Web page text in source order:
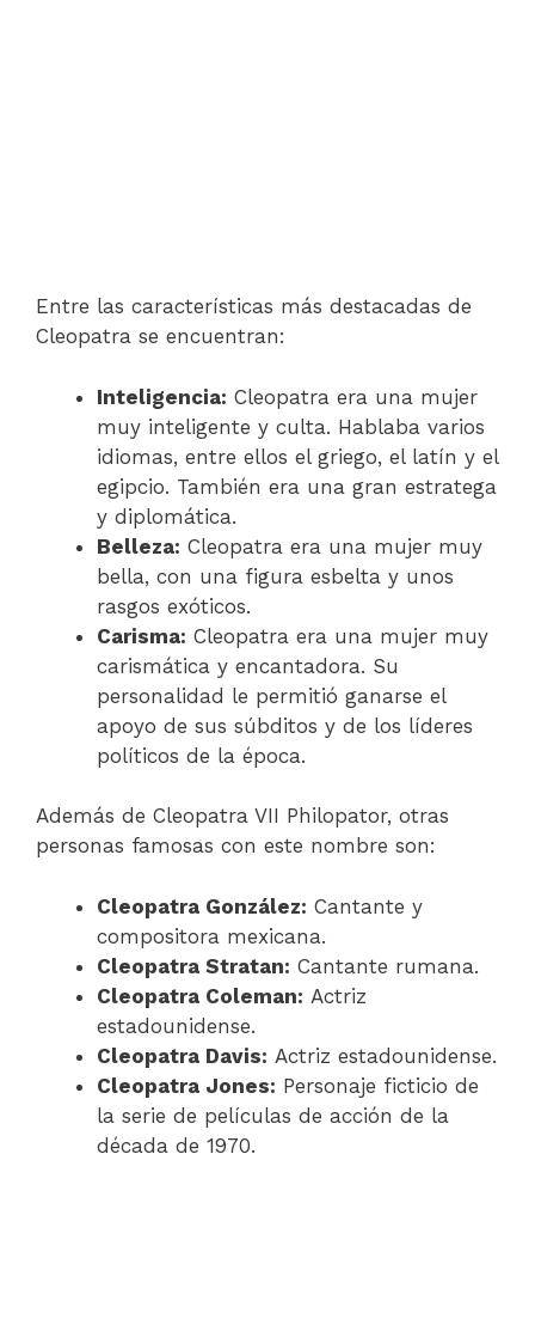
Entre las características más destacadas de
Cleopatra se encuentran:
Inteligencia: Cleopatra era una mujer
muy inteligente y culta. Hablaba varios
idiomas, entre ellos el griego, el latín y el
egipcio. También era una gran estratega
y diplomática.
Belleza: Cleopatra era una mujer muy
bella, con una figura esbelta y unos
rasgos exóticos.
Carisma: Cleopatra era una mujer muy
carismática y encantadora. Su
personalidad le permitió ganarse el
apoyo de sus súbditos y de los líderes
políticos de la época.
Además de Cleopatra VII Philopator, otras
personas famosas con este nombre son:
Cleopatra González: Cantante y
compositora mexicana.
Cleopatra Stratan: Cantante rumana.
Cleopatra Coleman: Actriz
estadounidense.
Cleopatra Davis: Actriz estadounidense.
Cleopatra Jones: Personaje ficticio de
la serie de películas de acción de la
década de 1970.